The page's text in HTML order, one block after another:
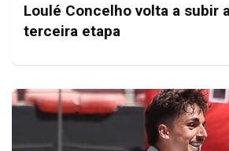
Loulé Concelho volta a subir
terceira etapa